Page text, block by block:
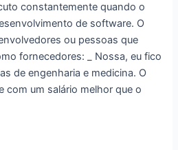
constantemente quando o
de software. O
ou pessoas que
fornecedores: _ Nossa, eu fico
de engenharia e medicina. O
com um salário melhor que o